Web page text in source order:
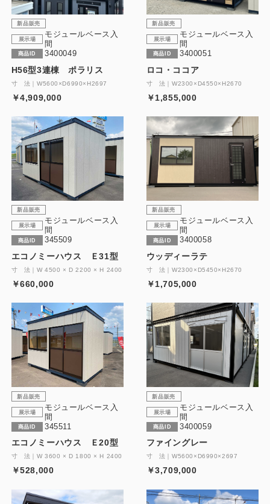
新品販売
展示場
モジュールベース入
間
商品ID 3400049
H56型3連棟 ポラリス
寸 法｜W5600×D6990×H2697
￥4,909,000
新品販売
展示場
モジュールベース入
間
商品ID 3400051
ロコ・ココア
寸 法｜W2300×D4550×H2670
￥1,855,000
新品販売
展示場
モジュールベース入
間
商品ID 345509
エコノミーハウス Ｅ31型
寸 法｜W 4500 × D 2200 × H 2400
￥660,000
新品販売
展示場
モジュールベース入
間
商品ID 3400058
ウッディーラテ
寸 法｜W2300×D5450×H2670
￥1,705,000
新品販売
展示場
モジュールベース入
間
商品ID 345511
エコノミーハウス Ｅ20型
寸 法｜W 3600 × D 1800 × H 2400
￥528,000
新品販売
展示場
モジュールベース入
間
商品ID 3400059
ファイングレー
寸 法｜W5600×D6990×2697
￥3,709,000